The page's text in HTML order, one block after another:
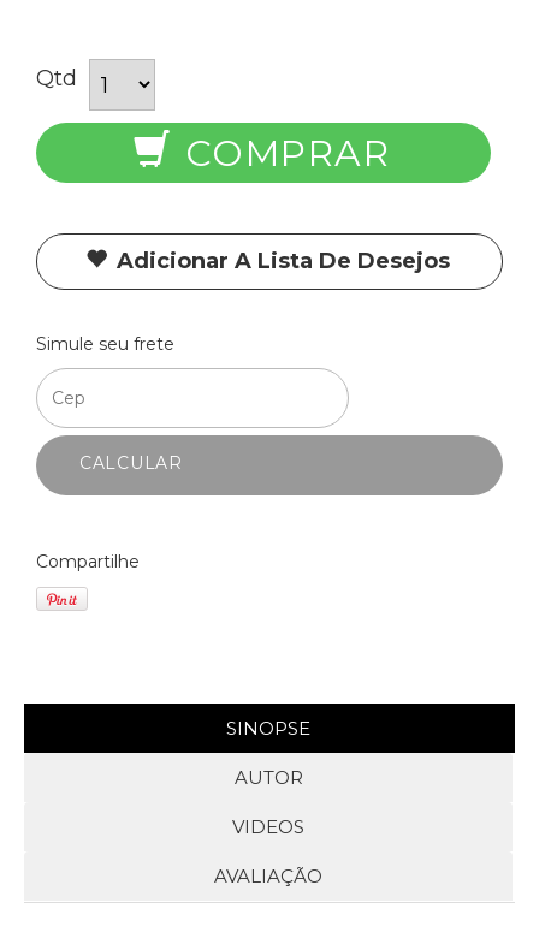
Qtd
COMPRAR
Adicionar A Lista De Desejos
Simule seu frete
CALCULAR
Compartilhe
SINOPSE
AUTOR
VIDEOS
AVALIAÇÃO